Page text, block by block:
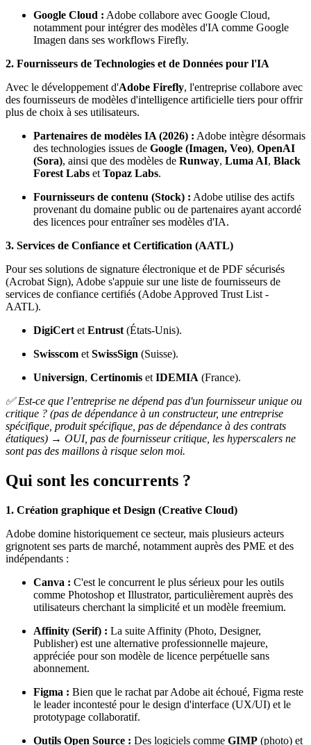
Google Cloud : Adobe collabore avec Google Cloud,
notamment pour intégrer des modèles d'IA comme Google
Imagen dans ses workflows Firefly.
2. Fournisseurs de Technologies et de Données pour l'IA
Avec le développement d'Adobe Firefly, l'entreprise collabore avec
des fournisseurs de modèles d'intelligence artificielle tiers pour offrir
plus de choix à ses utilisateurs.
Partenaires de modèles IA (2026) : Adobe intègre désormais
des technologies issues de Google (Imagen, Veo), OpenAI
(Sora), ainsi que des modèles de Runway, Luma AI, Black
Forest Labs et Topaz Labs.
Fournisseurs de contenu (Stock) : Adobe utilise des actifs
provenant du domaine public ou de partenaires ayant accordé
des licences pour entraîner ses modèles d'IA.
3. Services de Confiance et Certification (AATL)
Pour ses solutions de signature électronique et de PDF sécurisés
(Acrobat Sign), Adobe s'appuie sur une liste de fournisseurs de
services de confiance certifiés (Adobe Approved Trust List -
AATL).
DigiCert et Entrust (États-Unis).
Swisscom et SwissSign (Suisse).
Universign, Certinomis et IDEMIA (France).
✅ Est-ce que l’entreprise ne dépend pas d'un fournisseur unique ou
critique ? (pas de dépendance à un constructeur, une entreprise
spécifique, produit spécifique, pas de dépendance à des contrats
étatiques) → OUI, pas de fournisseur critique, les hyperscalers ne
sont pas des maillons à risque selon moi.
Qui sont les concurrents ?
1. Création graphique et Design (Creative Cloud)
Adobe domine historiquement ce secteur, mais plusieurs acteurs
grignotent ses parts de marché, notamment auprès des PME et des
indépendants :
Canva : C'est le concurrent le plus sérieux pour les outils
comme Photoshop et Illustrator, particulièrement auprès des
utilisateurs cherchant la simplicité et un modèle freemium.
Affinity (Serif) : La suite Affinity (Photo, Designer,
Publisher) est une alternative professionnelle majeure,
appréciée pour son modèle de licence perpétuelle sans
abonnement.
Figma : Bien que le rachat par Adobe ait échoué, Figma reste
le leader incontesté pour le design d'interface (UX/UI) et le
prototypage collaboratif.
Outils Open Source : Des logiciels comme GIMP (photo) et